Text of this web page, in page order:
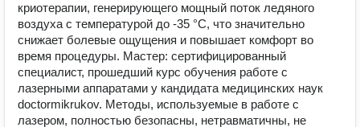
криотерапии, генерирующего мощный поток ледяного
воздуха с температурой до -35 °C, что значительно
снижает болевые ощущения и повышает комфорт во
время процедуры. ️Мастер: сертифицированный
специалист, прошедший курс обучения работе с
лазерными аппаратами у кандидата медицинских наук
doctormikrukov. Методы, используемые в работе с
лазером, полностью безопасны, нетравматичны, не